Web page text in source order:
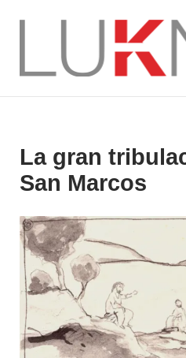
La gran
San Marcos